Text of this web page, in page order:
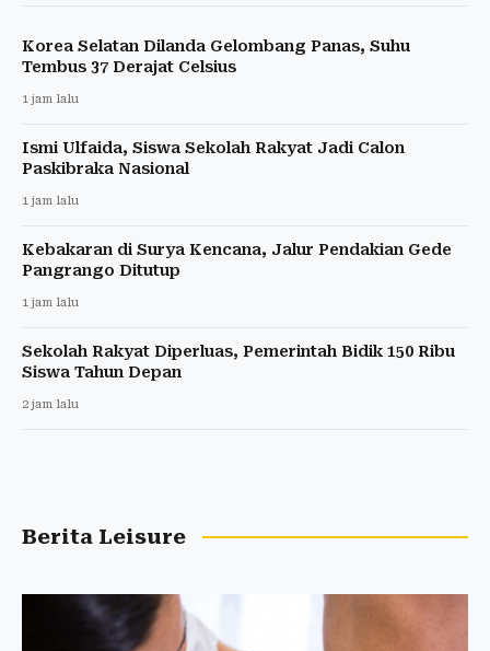
Korea Selatan Dilanda Gelombang Panas, Suhu
Tembus 37 Derajat Celsius
1 jam lalu
Ismi Ulfaida, Siswa Sekolah Rakyat Jadi Calon
Paskibraka Nasional
1 jam lalu
Kebakaran di Surya Kencana, Jalur Pendakian Gede
Pangrango Ditutup
1 jam lalu
Sekolah Rakyat Diperluas, Pemerintah Bidik 150 Ribu
Siswa Tahun Depan
2 jam lalu
Berita Leisure